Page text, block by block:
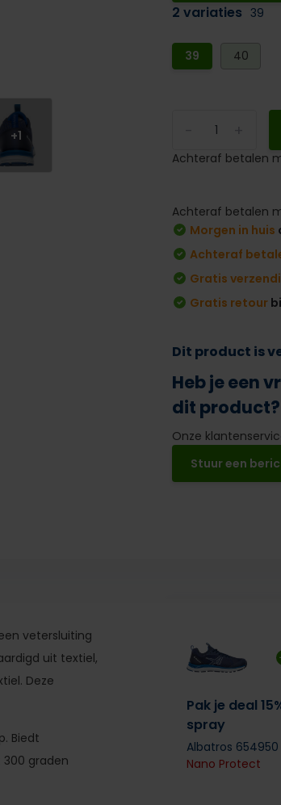
+1
2 variaties 39
39 40
Achteraf betalen
Achteraf betalen
Morgen in huis
Achteraf
Gratis
Gratis retour
Dit product is
Heb je een
dit product?
Onze
Stuur een
vetersluiting
uit textiel,
Deze
Biedt
graden
Pak je deal
spray
Albatros 654950
Nano Protect